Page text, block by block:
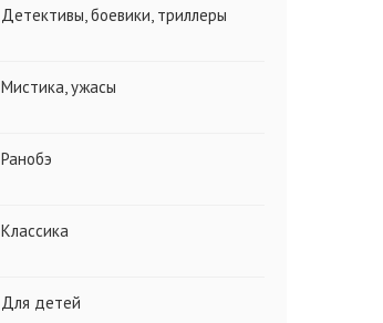
Детективы, боевики, триллеры
Мистика, ужасы
Ранобэ
Классика
Для детей